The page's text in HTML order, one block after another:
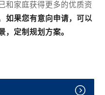
和家庭获得更多的优质资
如果您有意向申请，可以
，定制规划方案。